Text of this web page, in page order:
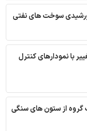
سوخت های نفتی
با نمودارهای کنترل
گروه از ستون های سنگی